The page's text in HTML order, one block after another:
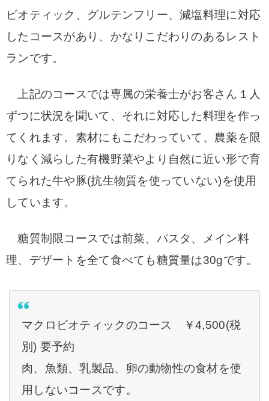
ビオティック、グルテンフリー、減塩料理に対応
したコースがあり、かなりこだわりのあるレスト
ランです。
上記のコースでは専属の栄養士がお客さん１人
ずつに状況を聞いて、それに対応した料理を作っ
てくれます。 素材にもこだわっていて、農薬を限
りなく減らした有機野菜やより自然に近い形で育
てられた牛や豚(抗生物質を使っていない)を使用
しています。
糖質制限コースでは前菜、パスタ、メイン料
理、デザートを全て食べても糖質量は30gです。
マクロビオティックのコース ￥4,500(税
別) 要予約
肉、魚類、乳製品、卵の動物性の食材を使
用しないコースです。